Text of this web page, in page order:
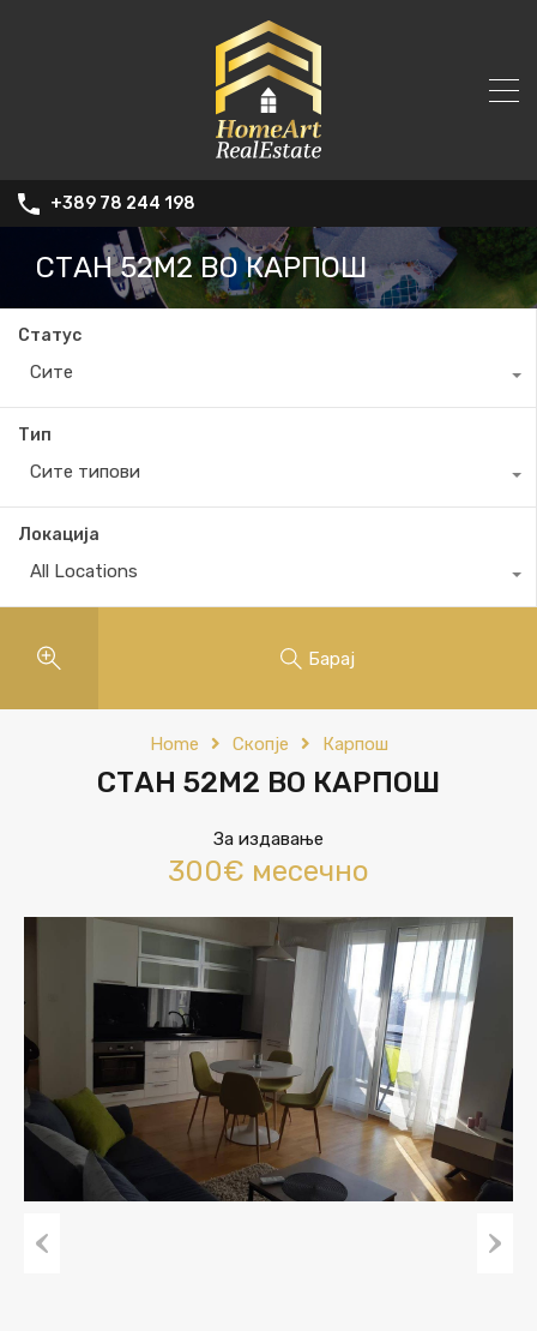
+389 78 244 198
СТАН 52М2 ВО КАРПОШ
Статус
Сите
Тип
Сите типови
Локација
All Locations
Барај
Home Скопје Карпош
СТАН 52М2 ВО КАРПОШ
За издавање
300€ месечно